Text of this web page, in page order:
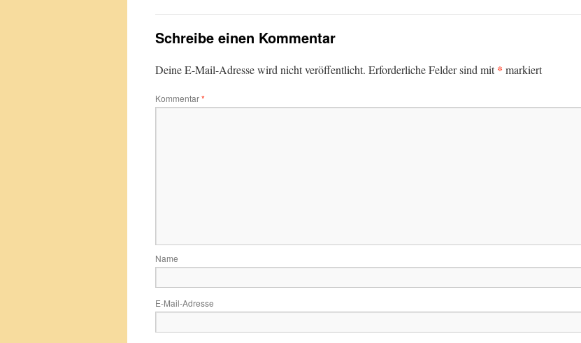
Schreibe einen Kommentar
Deine E-Mail-Adresse wird nicht veröffentlicht. Erforderliche Felder sind mit* markiert
Kommentar*
Name
E-Mail-Adresse